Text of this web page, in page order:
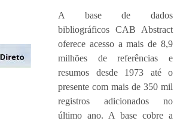
A base de dados
bibliográficos CAB Abstract
oferece acesso a mais de 8,9
milhões de referências e
resumos desde 1973 até o
presente com mais de 350 mil
registros adicionados no
último ano. A base cobre a